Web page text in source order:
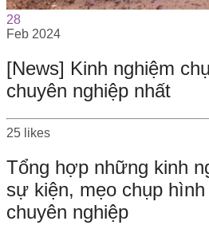
28
Feb 2024
[News] Kinh nghiệm
chuyên nghiệp nhất
25 likes
Tổng hợp những kinh
sự kiện, mẹo chụp
chuyên nghiệp